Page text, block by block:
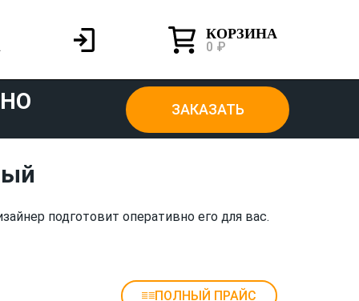
КОРЗИНА
0 ₽
ЗАКАЗАТЬ
подготовит оперативно его для вас.
ПОЛНЫЙ ПРАЙС